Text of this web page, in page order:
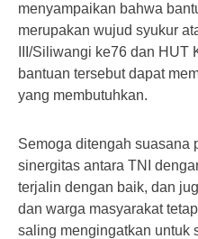
menyampaikan bahwa
merupakan wujud syukur
III/Siliwangi ke76 dan HUT
bantuan tersebut dapat
yang membutuhkan.
Semoga ditengah suasana
sinergitas antara TNI
terjalin dengan baik, dan
dan warga masyarakat
saling mengingatkan untuk